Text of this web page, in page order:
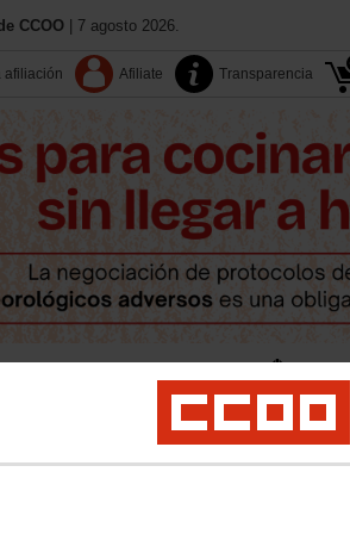
CCOO | 7 agosto 2026.
afiliación Afiliate Transparencia